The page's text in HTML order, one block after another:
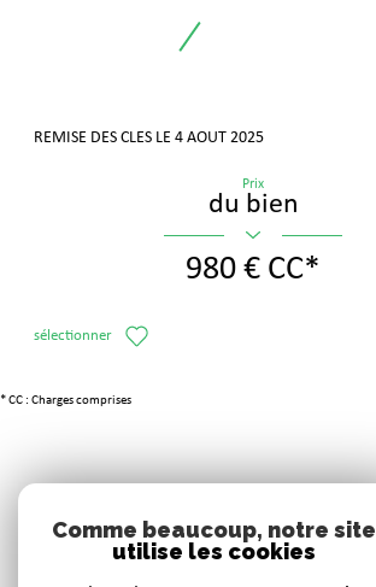
REMISE DES CLES LE 4 AOUT 2025
Prix
du bien
980 € CC*
sélectionner
* CC : Charges comprises
Adhérents
Comme beaucoup, notre site
utilise les cookies